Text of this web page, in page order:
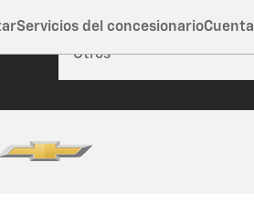
Servicios del concesionarioCuenta